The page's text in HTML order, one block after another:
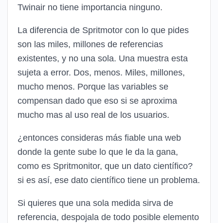
Twinair no tiene importancia ninguno.
La diferencia de Spritmotor con lo que pides
son las miles, millones de referencias
existentes, y no una sola. Una muestra esta
sujeta a error. Dos, menos. Miles, millones,
mucho menos. Porque las variables se
compensan dado que eso si se aproxima
mucho mas al uso real de los usuarios.
¿entonces consideras más fiable una web
donde la gente sube lo que le da la gana,
como es Spritmonitor, que un dato científico?
si es así, ese dato científico tiene un problema.
Si quieres que una sola medida sirva de
referencia, despojala de todo posible elemento